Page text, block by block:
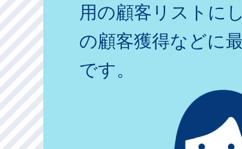
用の顧客リストに
の顧客獲得などに
です。